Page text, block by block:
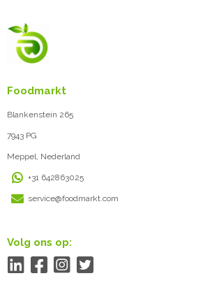
Foodmarkt
Blankenstein 265
7943 PG
Meppel, Nederland
+31 642863025
service@foodmarkt.com
Volg ons op: